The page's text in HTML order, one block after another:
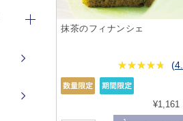
抹茶のフィナンシェ
★★★★★
★★★★★ (
¥1,161